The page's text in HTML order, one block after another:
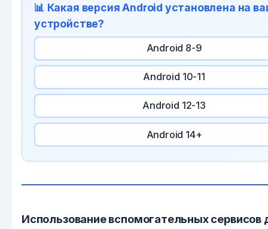
📊 Какая версия Android установлена на
устройстве?
Android 8-9
Android 10-11
Android 12-13
Android 14+
Использование вспомогательных сервисов